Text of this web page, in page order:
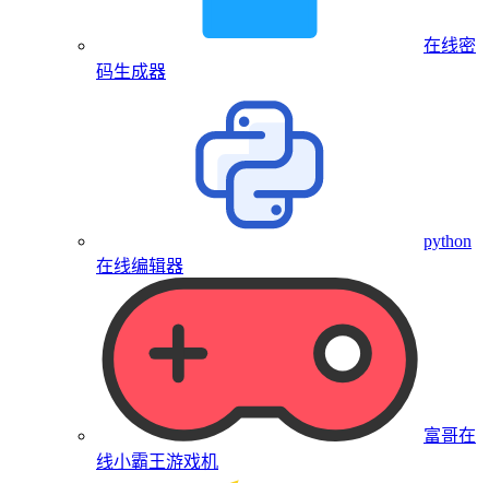
在线密
码生成器
python
在线编辑器
富哥在
线小霸王游戏机